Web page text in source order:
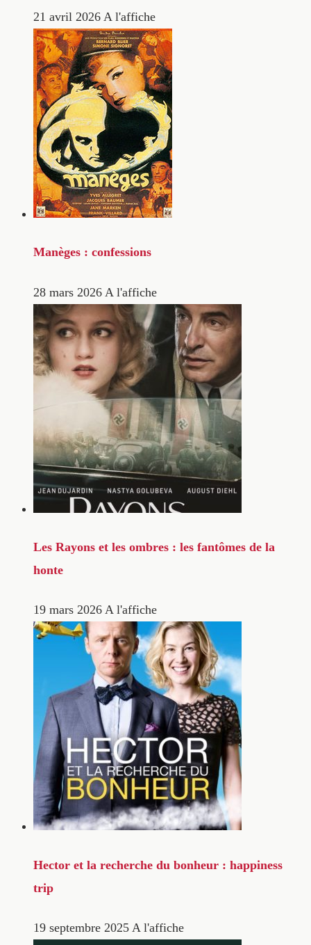
21 avril 2026 A l'affiche
Manèges : confessions
28 mars 2026 A l'affiche
Les Rayons et les ombres : les fantômes de la
honte
19 mars 2026 A l'affiche
Hector et la recherche du bonheur : happiness
trip
19 septembre 2025 A l'affiche